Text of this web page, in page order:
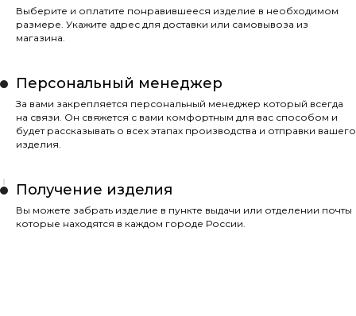
Выберите и оплатите понравившееся изделие в необходимом
размере. Укажите адрес для доставки или самовывоза из
магазина.
Персональный менеджер
За вами закрепляется персональный менеджер который всегда
на связи. Он свяжется с вами комфортным для вас способом и
будет рассказывать о всех этапах производства и отправки вашего
изделия.
Получение изделия
Вы можете забрать изделие в пункте выдачи или отделении почты
которые находятся в каждом городе России.